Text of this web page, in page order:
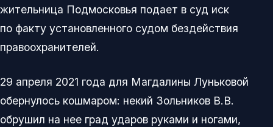
жительница Подмосковья подает в суд иск
по факту установленного судом бездействия
правоохранителей.
29 апреля 2021 года для Магдалины Луньковой
обернулось кошмаром: некий Зольников В.В.
обрушил на нее град ударов руками и ногами,